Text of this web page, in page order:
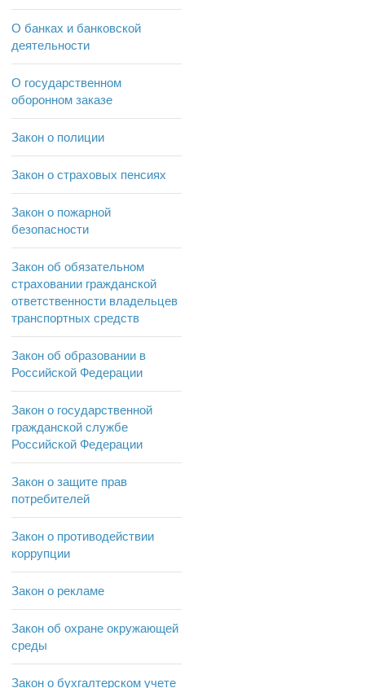
О банках и банковской
деятельности
О государственном
оборонном заказе
Закон о полиции
Закон о страховых пенсиях
Закон о пожарной
безопасности
Закон об обязательном
страховании гражданской
ответственности владельцев
транспортных средств
Закон об образовании в
Российской Федерации
Закон о государственной
гражданской службе
Российской Федерации
Закон о защите прав
потребителей
Закон о противодействии
коррупции
Закон о рекламе
Закон об охране окружающей
среды
Закон о бухгалтерском учете